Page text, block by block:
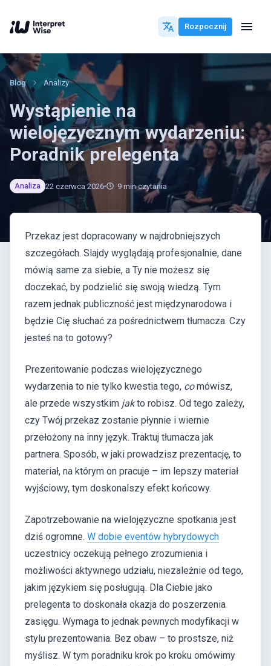
Rozpocznij
Blog Analizy
Wystąpienie na
wielojęzycznym wydarzeniu:
Poradnik prelegenta
Analiza 22 czerwca 2026 9 min czytania
Przekaz jest dopracowany w najdrobniejszych
szczegółach. Slajdy wyglądają profesjonalnie, dane
mówią same za siebie, a Ty nie możesz się
doczekać, by podzielić się swoją wiedzą. Tym
razem jednak publiczność jest międzynarodowa i
będzie Cię słuchać za pośrednictwem tłumacza. Czy
jesteś na to gotowy?
Prezentowanie podczas wielojęzycznego
wydarzenia to nie tylko kwestia tego, comówisz,
ale przede wszystkim jakto robisz. Od tego zależy,
czy Twój przekaz zostanie płynnie i wiernie
przełożony na inny język. Traktuj tłumacza jak
partnera. Sposób, w jaki prowadzisz prezentację, to
materiał, na którym on pracuje – im lepszy materiał
wyjściowy, tym doskonalszy efekt końcowy.
Zapotrzebowanie na wielojęzyczne spotkania jest
dziś ogromne. W dobie eventów hybrydowych
uczestnicy oczekują pełnego zrozumienia i
możliwości aktywnego udziału, niezależnie od tego,
jakim językiem się posługują. Dla Ciebie jako
prelegenta to doskonała okazja do poszerzenia
zasięgu. Wymaga to jednak pewnych modyfikacji w
stylu prezentowania. Bez obaw – to prostsze, niż
myślisz. W tym poradniku krok po kroku omówimy